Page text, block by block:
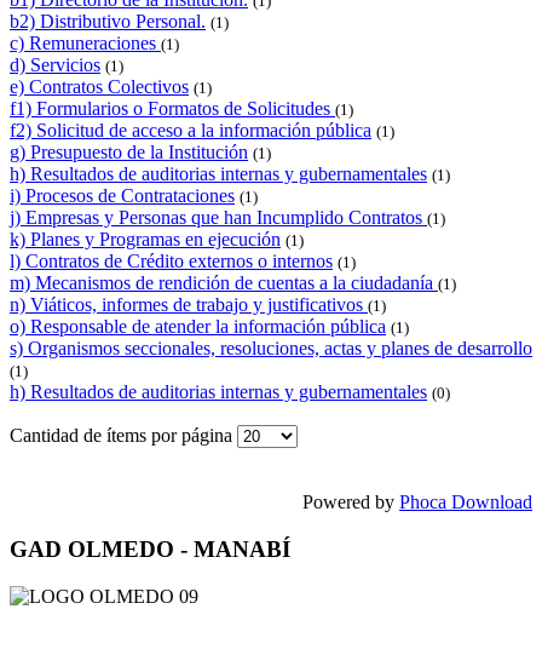
b2) Distributivo Personal. (1)
c) Remuneraciones (1)
d) Servicios (1)
e) Contratos Colectivos (1)
f1) Formularios o Formatos de Solicitudes (1)
f2) Solicitud de acceso a la información pública (1)
g) Presupuesto de la Institución (1)
h) Resultados de auditorias internas y gubernamentales (1)
i) Procesos de Contrataciones (1)
j) Empresas y Personas que han Incumplido Contratos (1)
k) Planes y Programas en ejecución (1)
l) Contratos de Crédito externos o internos (1)
m) Mecanismos de rendición de cuentas a la ciudadanía (1)
n) Viáticos, informes de trabajo y justificativos (1)
o) Responsable de atender la información pública (1)
s) Organismos seccionales, resoluciones, actas y planes de desarrollo
(1)
h) Resultados de auditorias internas y gubernamentales (0)
Cantidad de ítems por página
Powered by Phoca Download
GAD OLMEDO - MANABÍ